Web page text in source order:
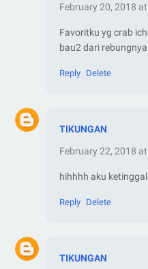
February 20, 2018
Favoritku yg crab
bau2 dari
Reply Delete
TIKUNGAN
February 22, 2018
hihhhh aku
Reply Delete
TIKUNGAN